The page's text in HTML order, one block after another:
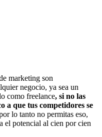
marketing son
negocio, ya sea un
como freelance, si no las
a que tus competidores se
lo tanto no permitas eso,
el potencial al cien por cien